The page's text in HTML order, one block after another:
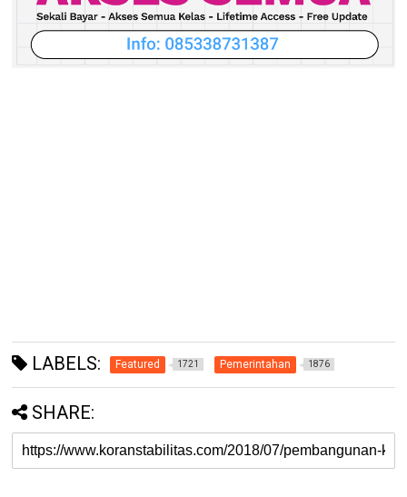
LABELS: Featured 1721 Pemerintahan 1876
SHARE: